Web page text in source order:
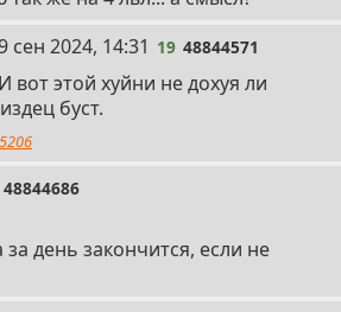
сен 2024, 14:31 19 48844571
И вот этой хуйни не дохуя ли
буст.
48844686
за день закончится, если не